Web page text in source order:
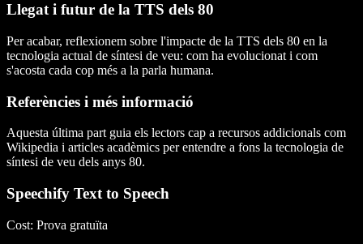
Llegat i futur de la TTS dels 80
Per acabar, reflexionem sobre l'impacte de la TTS dels 80 en la
tecnologia actual de síntesi de veu: com ha evolucionat i com
s'acosta cada cop més a la parla humana.
Referències i més informació
Aquesta última part guia els lectors cap a recursos addicionals com
Wikipedia i articles acadèmics per entendre a fons la tecnologia de
síntesi de veu dels anys 80.
Speechify Text to Speech
Cost: Prova gratuïta